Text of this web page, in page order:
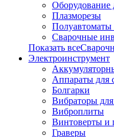
Оборудование
Плазморезы
Сварочные
Показать
Электроинструмент
Аппараты для
Болгарки
Вибраторы для
Виброплиты
Винтоверты и
Граверы